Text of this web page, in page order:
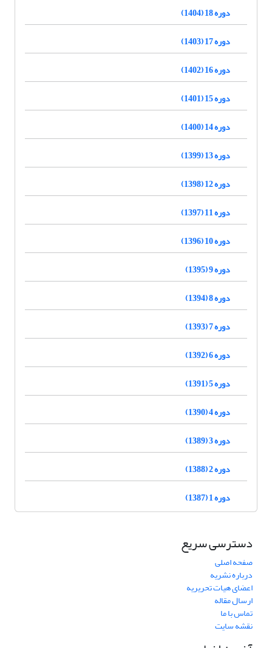
دوره 18 (1404)
دوره 17 (1403)
دوره 16 (1402)
دوره 15 (1401)
دوره 14 (1400)
دوره 13 (1399)
دوره 12 (1398)
دوره 11 (1397)
دوره 10 (1396)
دوره 9 (1395)
دوره 8 (1394)
دوره 7 (1393)
دوره 6 (1392)
دوره 5 (1391)
دوره 4 (1390)
دوره 3 (1389)
دوره 2 (1388)
دوره 1 (1387)
دسترسی سریع
صفحه اصلی
درباره نشریه
اعضای هیات تحریریه
ارسال مقاله
تماس با ما
نقشه سایت